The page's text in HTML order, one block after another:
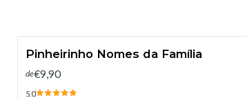
Pinheirinho Nomes da Família
de€9,90
5.0